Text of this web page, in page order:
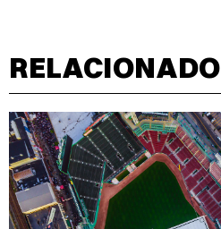
RELACIONADO